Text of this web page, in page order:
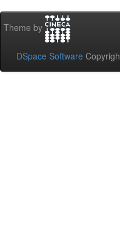
Theme by
DSpace Software